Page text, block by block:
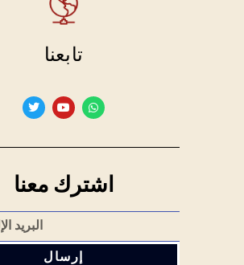
تابعنا
اشترك معنا
إرسال